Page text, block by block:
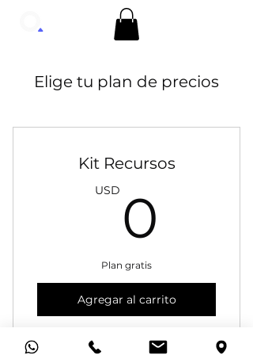
Elige tu plan de precios
Kit Recursos
USD 0
Plan gratis
Agregar al carrito
Comprar ahora